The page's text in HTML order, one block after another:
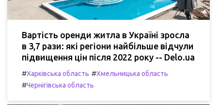
Вартість оренди житла в Україні зросла
в 3,7 рази: які регіони найбільше відчули
підвищення цін після 2022 року -- Delo.ua
#Харківська область #Хмельницька область
#Чернігівська область